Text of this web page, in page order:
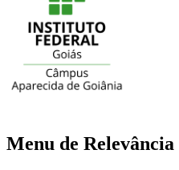
Menu de Relevância